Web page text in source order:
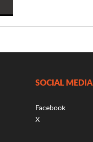
SOCIAL MEDIA
Facebook
X